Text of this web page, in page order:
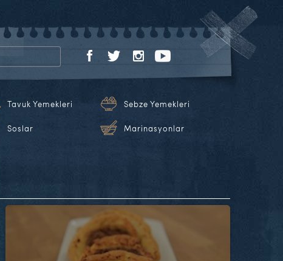
Tavuk Yemekleri Sebze Yemekleri
Soslar Marinasyonlar